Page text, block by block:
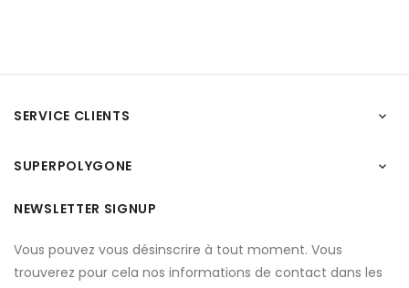
SERVICE CLIENTS 
SUPERPOLYGONE 
NEWSLETTER SIGNUP
Vous pouvez vous désinscrire à tout moment. Vous
trouverez pour cela nos informations de contact dans les